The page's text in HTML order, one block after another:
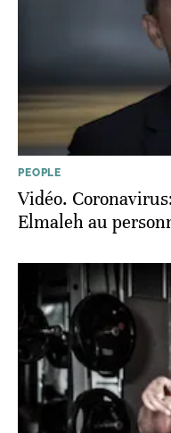
PEOPLE
Vidéo.
Elmaleh au